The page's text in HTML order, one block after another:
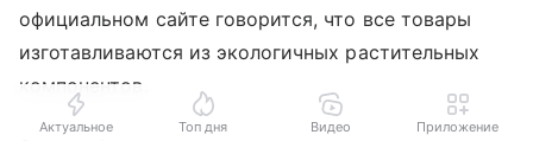
официальном сайте говорится, что все товары
изготавливаются из экологичных растительных
компонентов.
Актуальное Топ дня Видео Приложение